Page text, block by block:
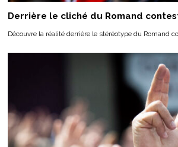
Derrière le cliché du Romand
Découvre la réalité derrière le stéréotype du Romand